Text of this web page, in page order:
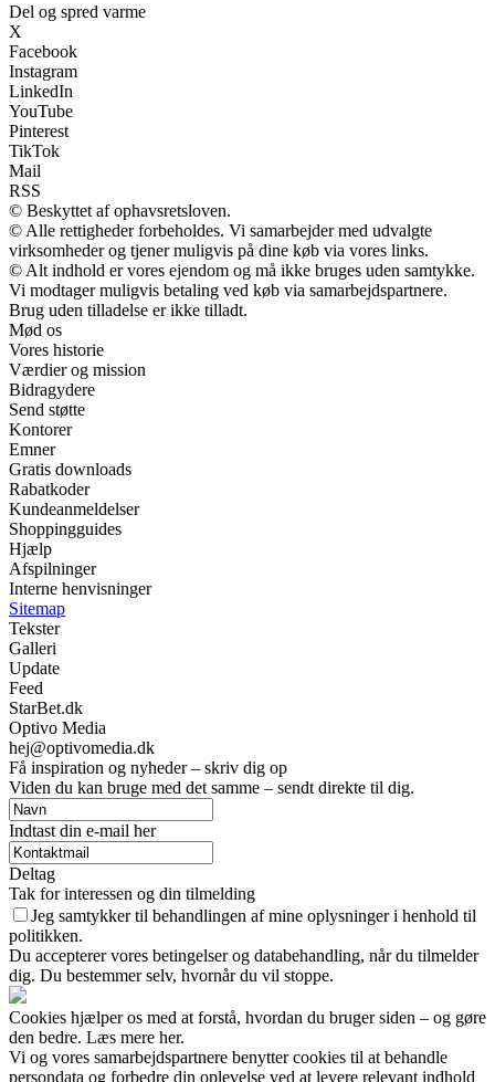
Del og spred varme
X
Facebook
Instagram
LinkedIn
YouTube
Pinterest
TikTok
Mail
RSS
© Beskyttet af ophavsretsloven.
© Alle rettigheder forbeholdes. Vi samarbejder med udvalgte
virksomheder og tjener muligvis på dine køb via vores links.
© Alt indhold er vores ejendom og må ikke bruges uden samtykke.
Vi modtager muligvis betaling ved køb via samarbejdspartnere.
Brug uden tilladelse er ikke tilladt.
Mød os
Vores historie
Værdier og mission
Bidragydere
Send støtte
Kontorer
Emner
Gratis downloads
Rabatkoder
Kundeanmeldelser
Shoppingguides
Hjælp
Afspilninger
Interne henvisninger
Sitemap
Tekster
Galleri
Update
Feed
StarBet.dk
Optivo Media
hej@optivomedia.dk
Få inspiration og nyheder – skriv dig op
Viden du kan bruge med det samme – sendt direkte til dig.
Indtast din e-mail her
Deltag
Tak for interessen og din tilmelding
Jeg samtykker til behandlingen af mine oplysninger i henhold til
politikken.
Du accepterer vores betingelser og databehandling, når du tilmelder
dig. Du bestemmer selv, hvornår du vil stoppe.
Cookies hjælper os med at forstå, hvordan du bruger siden – og gøre
den bedre. Læs mere her.
Vi og vores samarbejdspartnere benytter cookies til at behandle
persondata og forbedre din oplevelse ved at levere relevant indhold